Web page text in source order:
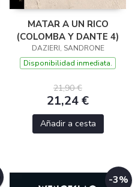
MATAR A UN RICO
(COLOMBA Y DANTE 4)
DAZIERI, SANDRONE
Disponibilidad inmediata.
21,90 €
21,24 €
Añadir a cesta
-3%